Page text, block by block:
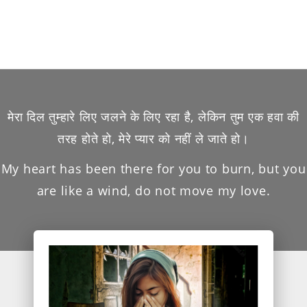
मेरा दिल तुम्हारे लिए जलने के लिए रहा है, लेकिन तुम एक हवा की
तरह होते हो, मेरे प्यार को नहीं ले जाते हो।
My heart has been there for you to burn, but you
are like a wind, do not move my love.